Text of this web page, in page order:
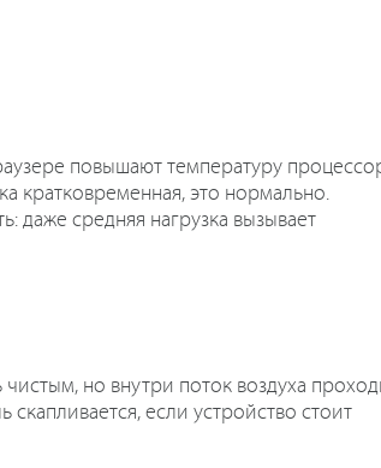
повышают температуру
кратковременная, это нормально.
даже средняя нагрузка вызывает
но внутри поток воздуха
если устройство стоит